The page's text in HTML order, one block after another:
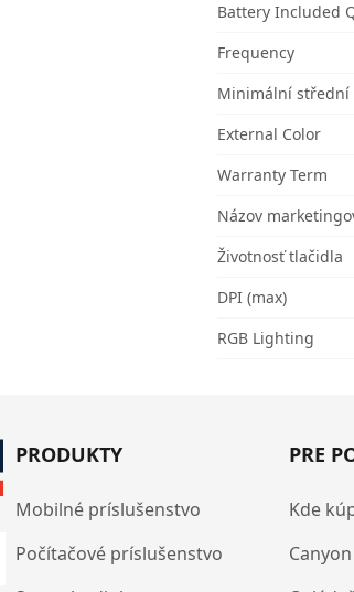
Battery Included
Frequency
Minimální střední
External Color
Warranty Term
Názov
Životnosť tlačidla
DPI (max)
RGB Lighting
PRODUKTY
Mobilné príslušenstvo
Počítačové príslušenstvo
PRE
Kde